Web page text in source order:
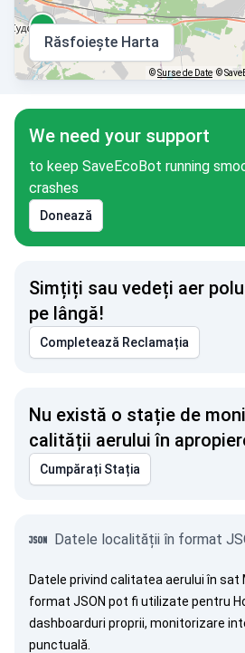
Răsfoiește Harta
©Surse de Date ©
We need your support
to keep SaveEcoBot running
crashes
Donează
Simțiți sau vedeți aer
pe lângă!
Completează Reclamația
Nu există o stație de
calității aerului în
Cumpărați Stația
Datele localității în format
Datele privind calitatea aerului în sat
format JSON pot fi utilizate pentru
dashboarduri proprii, monitorizare
punctuală.